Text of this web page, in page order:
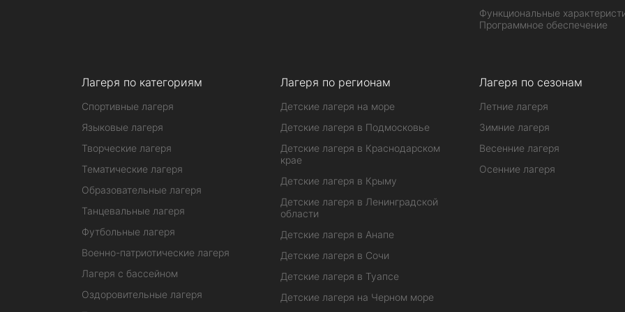
Функциональные
Программное обеспечение
Лагеря по категориям
Спортивные лагеря
Языковые лагеря
Творческие лагеря
Тематические лагеря
Образовательные лагеря
Танцевальные лагеря
Футбольные лагеря
Военно-патриотические лагеря
Лагеря с бассейном
Оздоровительные лагеря
Лагеря по регионам
Детские лагеря на море
Детские лагеря в Подмосковье
Детские лагеря в Краснодарском
крае
Детские лагеря в Крыму
Детские лагеря в Ленинградской
области
Детские лагеря в Анапе
Детские лагеря в Сочи
Детские лагеря в Туапсе
Детские лагеря на Черном море
Лагеря по сезонам
Летние лагеря
Зимние лагеря
Весенние лагеря
Осенние лагеря